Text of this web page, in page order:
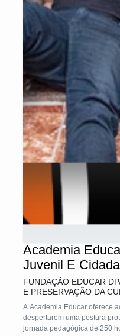
Academia
Juvenil E
FUNDAÇÃO EDUCAR
E PRESERVAÇÃO DA
A Academia Educar oferece
despertarem uma postura
jornada pedagógica de 250